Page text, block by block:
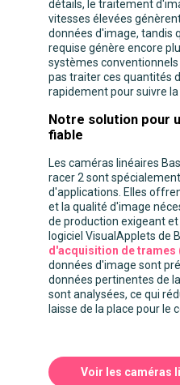
détails, le traitement
vitesses élevées
données d'image, tandis
requise génère encore
systèmes
pas traiter ces quantités
rapidement pour suivre
Notre solution pour
fiable
Les caméras linéaires
racer 2 sont
d'applications. Elles
et la qualité d'image
de production exigeant
logiciel VisualApplets de
d'acquisition de trames
données d'image sont
données pertinentes de
sont analysées, ce qui
laisse de la place pour le
Voir les caméras